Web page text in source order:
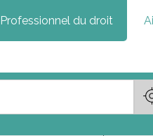
Professionnel du droit